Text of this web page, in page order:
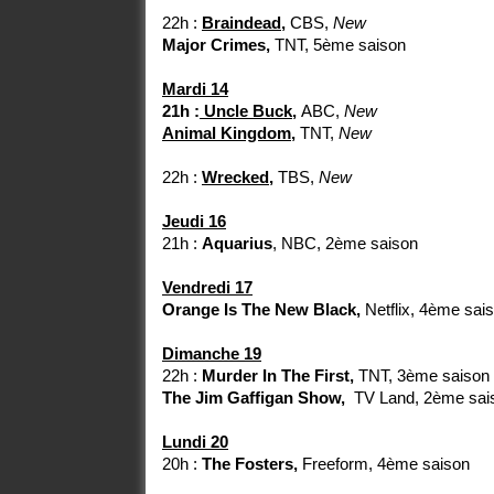
22h : Braindead, CBS, New
Major Crimes, TNT, 5ème saison
Mardi 14
21h : Uncle Buck, ABC, New
Animal Kingdom, TNT, New
22h : Wrecked, TBS, New
Jeudi 16
21h : Aquarius, NBC, 2ème saison
Vendredi 17
Orange Is The New Black, Netflix, 4ème
Dimanche 19
22h : Murder In The First, TNT, 3ème saison
The Jim Gaffigan Show, TV Land, 2ème
Lundi 20
20h : The Fosters, Freeform, 4ème saison